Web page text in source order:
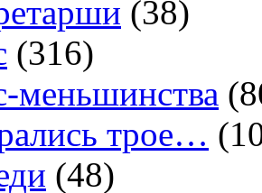
(38)
(316)
меньшинства
трое…
(48)